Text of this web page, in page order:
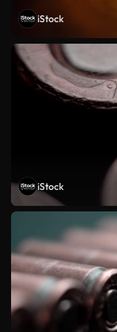
iStock
iStock